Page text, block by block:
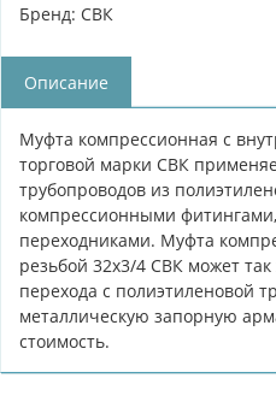
Бренд: СВК
Описание
Муфта компрессионная с
торговой марки СВК
трубопроводов из
компрессионными
переходниками. Муфта
резьбой 32х3/4 СВК может
перехода с полиэтиленовой
металлическую запорную
стоимость.